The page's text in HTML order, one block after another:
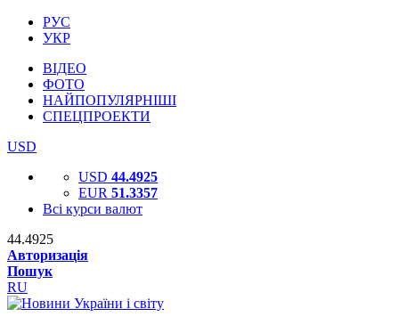
РУС
УКР
ВІДЕО
ФОТО
НАЙПОПУЛЯРНІШІ
СПЕЦПРОЕКТИ
USD
USD 44.4925
EUR 51.3357
Всі курси валют
44.4925
Авторизація
Пошук
RU